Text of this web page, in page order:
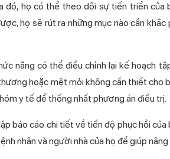
đó, họ có thể theo dõi sự tiến triển của
họ sẽ rút ra những mục nào cần
năng có thể điều chỉnh lại kế hoạch
hoặc mệt mỏi không cần thiết
y tế để thống nhất phương án điều trị.
báo cáo chi tiết về tiến độ phục hồi
nhân và người nhà của họ để giúp